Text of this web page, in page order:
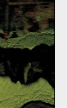
en
de Matteo
France sur sa
des
ce contexte,
une
de la crise